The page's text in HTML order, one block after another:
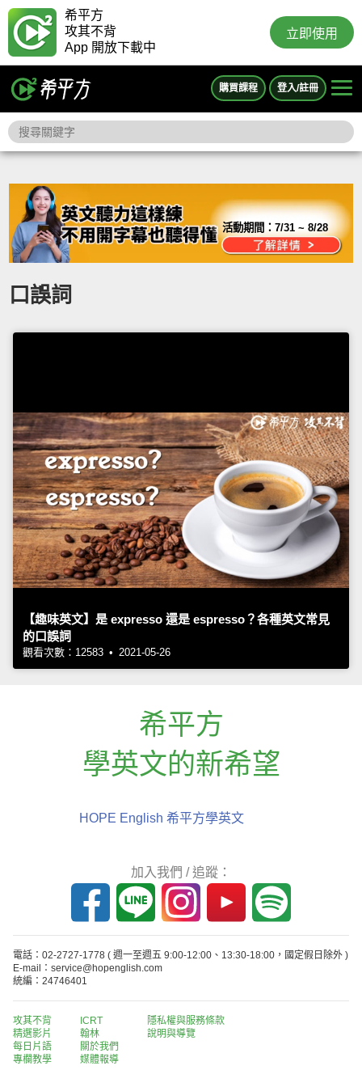
希平方
攻其不背
App 開放下載中
立即使用
購買課程 登入/註冊
活動期間：7/31 ~ 8/28
口誤詞
【趣味英文】是 expresso 還是 espresso？各種英文常見
的口誤詞
觀看次數：12583 • 2021-05-26
希平方
學英文的新希望
HOPE English 希平方學英文
加入我們 / 追蹤：
電話：02-2727-1778 ( 週一至週五 9:00-12:00、13:30-18:00，國定假日除外 )
E-mail：service@hopenglish.com
統編：24746401
攻其不背
精選影片
每日片語
專欄教學
ICRT
翰林
關於我們
媒體報導
隱私權與服務條款
說明與導覽